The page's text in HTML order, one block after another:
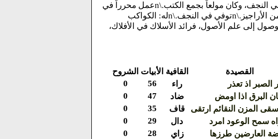
العلوم.\nتنقل بين النجف والسماوة وبغداد وكربلاء، وعين قاضياً في النجف، وكان مولعاً بجمع الكتب.\nعمل محرراً في
جريدة الزوراء.\nله شعر جيد تجاوز الأربعة آلاف بيت، وله العديد من الأراجيز.\nتوفي في النجف.\nله: الكواكب
إلى علم الأصول، فرائد الأسلاك في الأفلاك،
القصيدة القافية الأبيات الشروح
الصبر اذ تعذر راء 56
0
البرق اذا اومض ضاد 47
0
سقى المزن النقائم ارتقى قاف 35
0
سمح الوعود امرد دال 29
0
العارضين طرزها زاي 28
0